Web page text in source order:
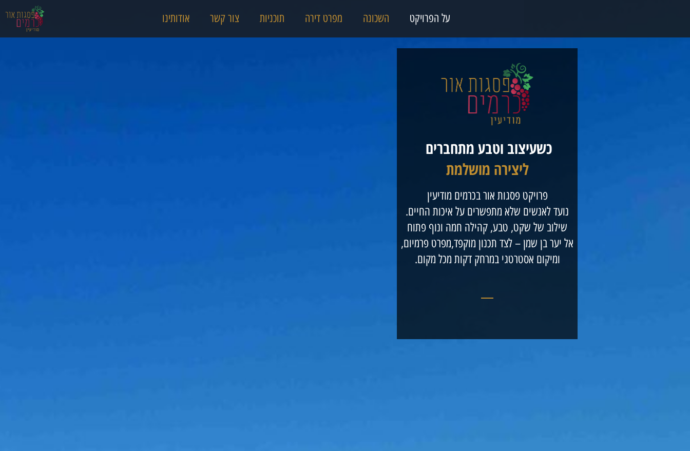
על הפרויקט השכונה מפרט דירה תוכניות צור קשר אודותינו
כשעיצוב וטבע מתחברים
ליצירה מושלמת
פרויקט פסגות אור בכרמים מודיעין
נועד לאנשים שלא מתפשרים על איכות החיים.
שילוב של שקט, טבע, קהילה חמה ונוף פתוח
אל יער בן שמן – לצד תכנון מוקפד,מפרט פרמיום,
ומיקום אסטרטגי במרחק דקות מכל מקום.